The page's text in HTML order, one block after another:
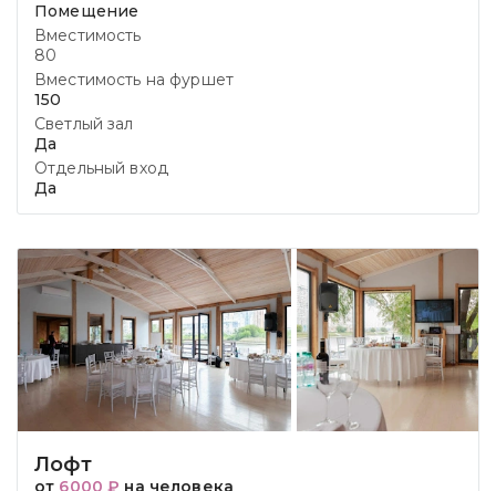
Помещение
Вместимость
80
Вместимость на фуршет
150
Светлый зал
Да
Отдельный вход
Да
Лофт
от 6000 ₽ на человека